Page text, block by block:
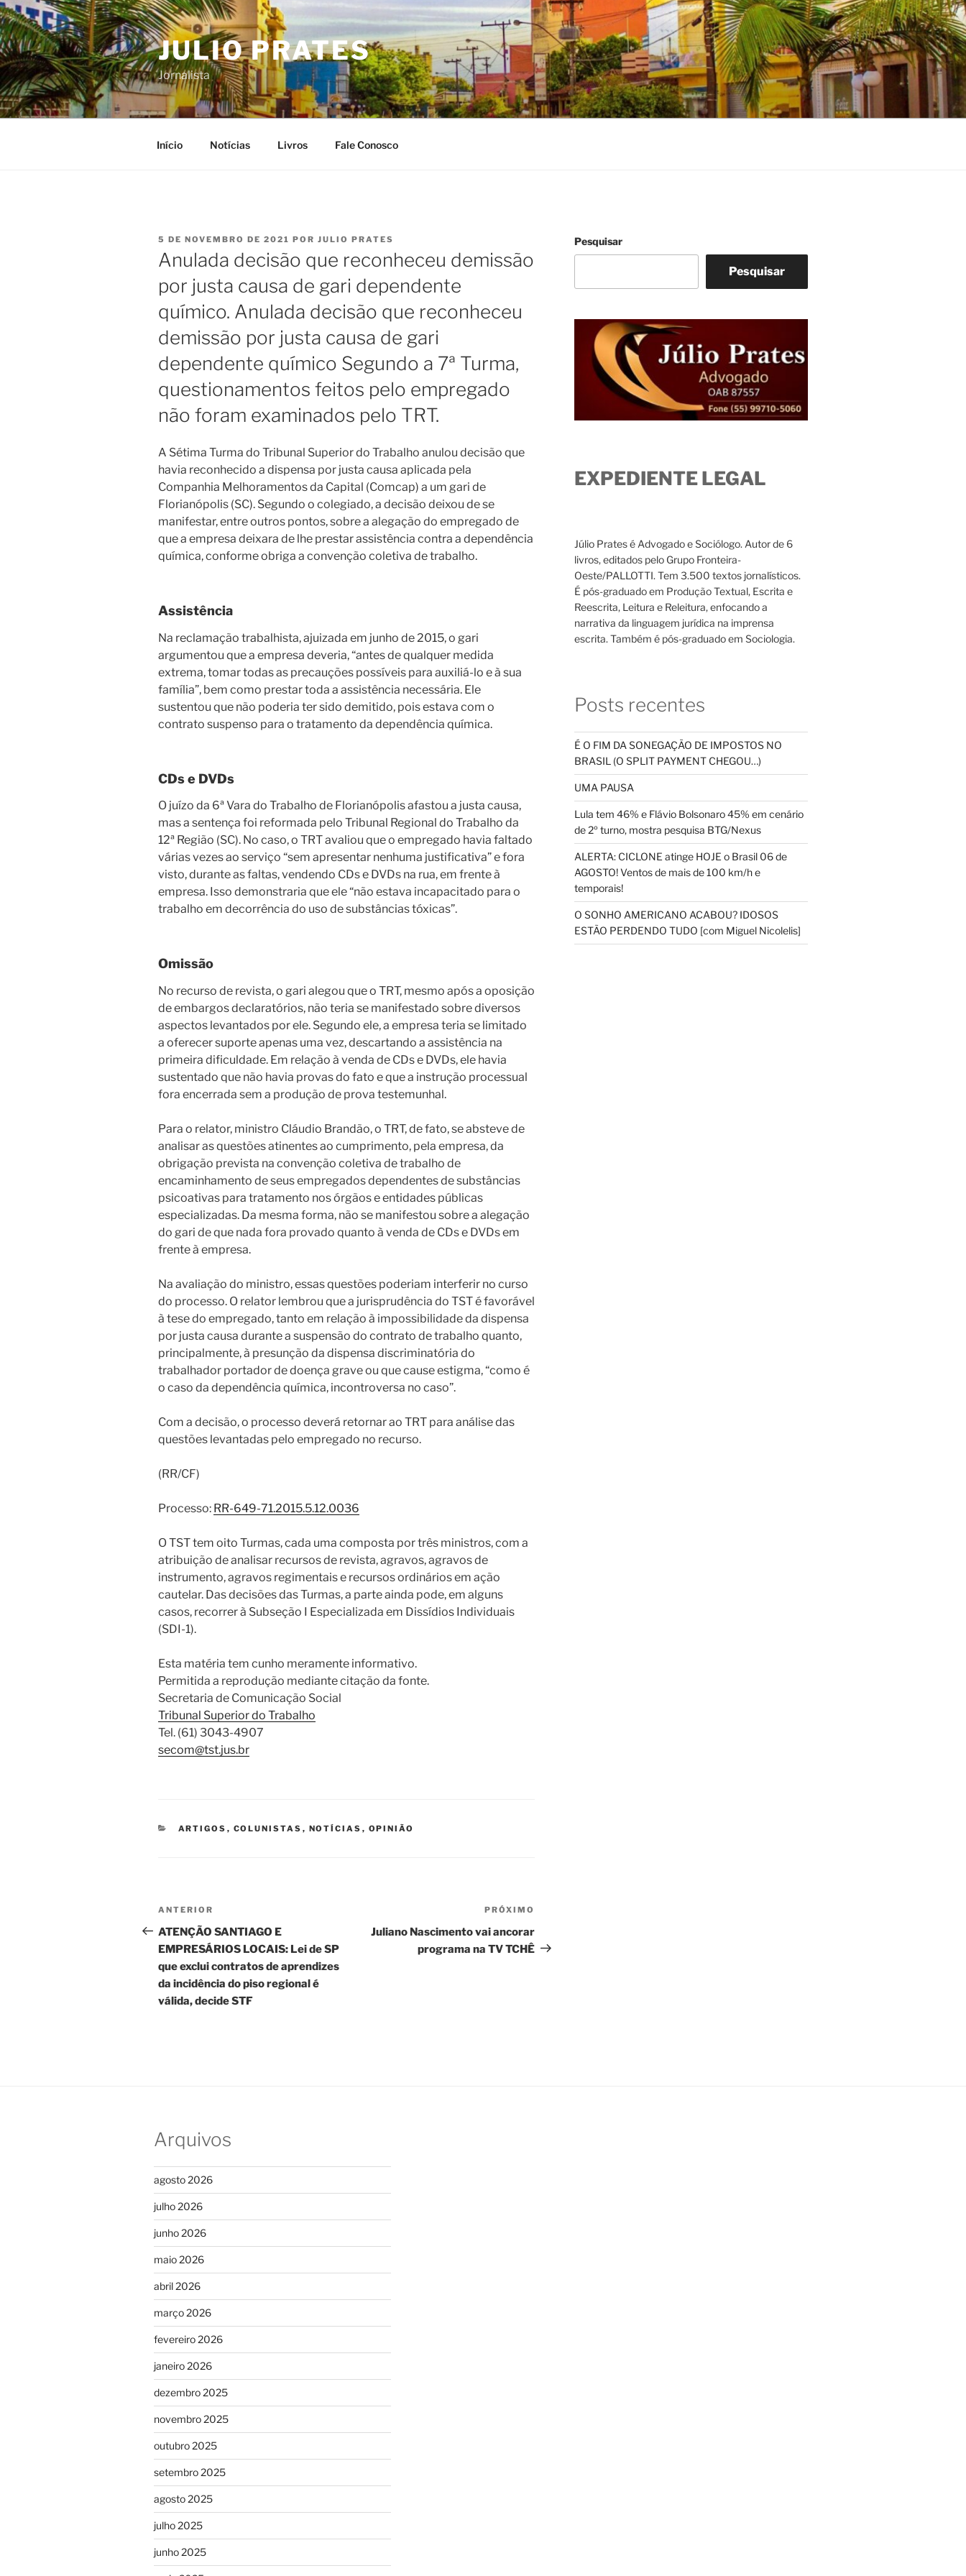
Pular
para
o
conteúdo
JULIO PRATES
Jornalista
Início Notícias Livros Fale Conosco
PUBLICADO
EM
5 DE NOVEMBRO DE 2021 POR JULIO PRATES
Anulada decisão que reconheceu demissão
por justa causa de gari dependente
químico. Anulada decisão que reconheceu
demissão por justa causa de gari
dependente químico Segundo a 7ª Turma,
questionamentos feitos pelo empregado
não foram examinados pelo TRT.
A Sétima Turma do Tribunal Superior do Trabalho anulou decisão que
havia reconhecido a dispensa por justa causa aplicada pela
Companhia Melhoramentos da Capital (Comcap) a um gari de
Florianópolis (SC). Segundo o colegiado, a decisão deixou de se
manifestar, entre outros pontos, sobre a alegação do empregado de
que a empresa deixara de lhe prestar assistência contra a dependência
química, conforme obriga a convenção coletiva de trabalho.
Assistência
Na reclamação trabalhista, ajuizada em junho de 2015, o gari
argumentou que a empresa deveria, “antes de qualquer medida
extrema, tomar todas as precauções possíveis para auxiliá-lo e à sua
família”, bem como prestar toda a assistência necessária. Ele
sustentou que não poderia ter sido demitido, pois estava com o
contrato suspenso para o tratamento da dependência química.
CDs e DVDs
O juízo da 6ª Vara do Trabalho de Florianópolis afastou a justa causa,
mas a sentença foi reformada pelo Tribunal Regional do Trabalho da
12ª Região (SC). No caso, o TRT avaliou que o empregado havia faltado
várias vezes ao serviço “sem apresentar nenhuma justificativa” e fora
visto, durante as faltas, vendendo CDs e DVDs na rua, em frente à
empresa. Isso demonstraria que ele “não estava incapacitado para o
trabalho em decorrência do uso de substâncias tóxicas”.
Omissão
No recurso de revista, o gari alegou que o TRT, mesmo após a oposição
de embargos declaratórios, não teria se manifestado sobre diversos
aspectos levantados por ele. Segundo ele, a empresa teria se limitado
a oferecer suporte apenas uma vez, descartando a assistência na
primeira dificuldade. Em relação à venda de CDs e DVDs, ele havia
sustentado que não havia provas do fato e que a instrução processual
fora encerrada sem a produção de prova testemunhal.
Para o relator, ministro Cláudio Brandão, o TRT, de fato, se absteve de
analisar as questões atinentes ao cumprimento, pela empresa, da
obrigação prevista na convenção coletiva de trabalho de
encaminhamento de seus empregados dependentes de substâncias
psicoativas para tratamento nos órgãos e entidades públicas
especializadas. Da mesma forma, não se manifestou sobre a alegação
do gari de que nada fora provado quanto à venda de CDs e DVDs em
frente à empresa.
Na avaliação do ministro, essas questões poderiam interferir no curso
do processo. O relator lembrou que a jurisprudência do TST é favorável
à tese do empregado, tanto em relação à impossibilidade da dispensa
por justa causa durante a suspensão do contrato de trabalho quanto,
principalmente, à presunção da dispensa discriminatória do
trabalhador portador de doença grave ou que cause estigma, “como é
o caso da dependência química, incontroversa no caso”.
Com a decisão, o processo deverá retornar ao TRT para análise das
questões levantadas pelo empregado no recurso.
(RR/CF)
Processo: RR-649-71.2015.5.12.0036
O TST tem oito Turmas, cada uma composta por três ministros, com a
atribuição de analisar recursos de revista, agravos, agravos de
instrumento, agravos regimentais e recursos ordinários em ação
cautelar. Das decisões das Turmas, a parte ainda pode, em alguns
casos, recorrer à Subseção I Especializada em Dissídios Individuais
(SDI-1).
Esta matéria tem cunho meramente informativo.
Permitida a reprodução mediante citação da fonte.
Secretaria de Comunicação Social
Tribunal Superior do Trabalho
Tel. (61) 3043-4907
secom@tst.jus.br
CATEGORIAS
ARTIGOS , COLUNISTAS , NOTÍCIAS , OPINIÃO
Navegação
de
Post
Post
anterior
ANTERIOR
ATENÇÃO SANTIAGO E
EMPRESÁRIOS LOCAIS: Lei de SP
que exclui contratos de aprendizes
da incidência do piso regional é
válida, decide STF
post
PRÓXIMO
Juliano Nascimento vai ancorar
programa na TV TCHÊ
Pesquisar
Pesquisar
EXPEDIENTE LEGAL
Júlio Prates é Advogado e Sociólogo. Autor de 6
livros, editados pelo Grupo Fronteira-
Oeste/PALLOTTI. Tem 3.500 textos jornalísticos.
É pós-graduado em Produção Textual, Escrita e
Reescrita, Leitura e Releitura, enfocando a
narrativa da linguagem jurídica na imprensa
escrita. Também é pós-graduado em Sociologia.
Posts recentes
É O FIM DA SONEGAÇÃO DE IMPOSTOS NO
BRASIL (O SPLIT PAYMENT CHEGOU…)
UMA PAUSA
Lula tem 46% e Flávio Bolsonaro 45% em cenário
de 2º turno, mostra pesquisa BTG/Nexus
ALERTA: CICLONE atinge HOJE o Brasil 06 de
AGOSTO! Ventos de mais de 100 km/h e
temporais!
O SONHO AMERICANO ACABOU? IDOSOS
ESTÃO PERDENDO TUDO [com Miguel Nicolelis]
Arquivos
agosto 2026
julho 2026
junho 2026
maio 2026
abril 2026
março 2026
fevereiro 2026
janeiro 2026
dezembro 2025
novembro 2025
outubro 2025
setembro 2025
agosto 2025
julho 2025
junho 2025